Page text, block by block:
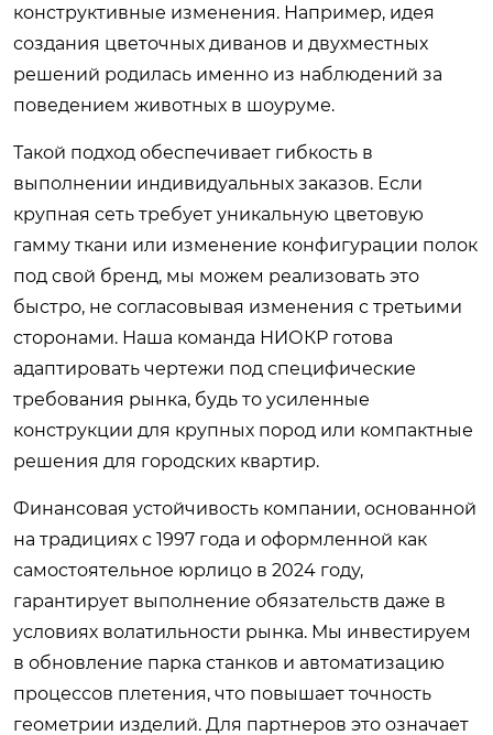
конструктивные изменения. Например, идея
создания цветочных диванов и двухместных
решений родилась именно из наблюдений за
поведением животных в шоуруме.
Такой подход обеспечивает гибкость в
выполнении индивидуальных заказов. Если
крупная сеть требует уникальную цветовую
гамму ткани или изменение конфигурации полок
под свой бренд, мы можем реализовать это
быстро, не согласовывая изменения с третьими
сторонами. Наша команда НИОКР готова
адаптировать чертежи под специфические
требования рынка, будь то усиленные
конструкции для крупных пород или компактные
решения для городских квартир.
Финансовая устойчивость компании, основанной
на традициях с 1997 года и оформленной как
самостоятельное юрлицо в 2024 году,
гарантирует выполнение обязательств даже в
условиях волатильности рынка. Мы инвестируем
в обновление парка станков и автоматизацию
процессов плетения, что повышает точность
геометрии изделий. Для партнеров это означает